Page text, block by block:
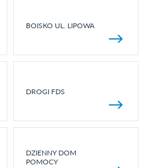
BOISKO UL. LIPOWA
DROGI FDS
DZIENNY DOM
POMOCY